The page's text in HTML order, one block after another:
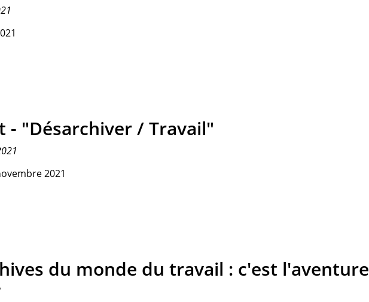
- "Désarchiver / Travail"
2021
du monde du travail : c'est l'aventure